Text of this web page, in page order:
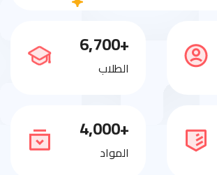
+6,700
الطلاب
+4,000
المواد